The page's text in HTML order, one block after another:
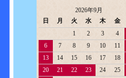
2026年9月
日
月 火 水 木 金
1
2 3 4
6
7 8 9 10 11
13
14 15 16 17 18
20
21 22 23 24 25